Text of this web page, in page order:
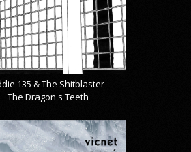
135 & The Shitblaster
The Dragon's Teeth